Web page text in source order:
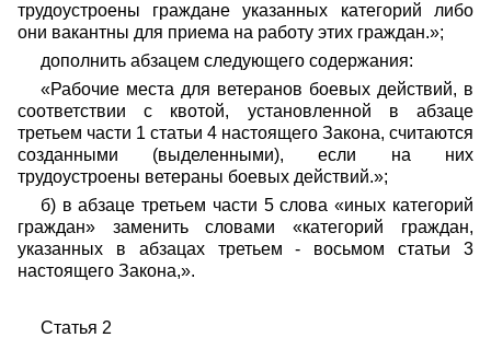
трудоустроены граждане указанных категорий либо
они вакантны для приема на работу этих граждан.»;
дополнить абзацем следующего содержания:
«Рабочие места для ветеранов боевых действий, в
соответствии с квотой, установленной в абзаце
третьем части 1 статьи 4 настоящего Закона, считаются
созданными (выделенными), если на них
трудоустроены ветераны боевых действий.»;
б) в абзаце третьем части 5 слова «иных категорий
граждан» заменить словами «категорий граждан,
указанных в абзацах третьем - восьмом статьи 3
настоящего Закона,».
Статья 2